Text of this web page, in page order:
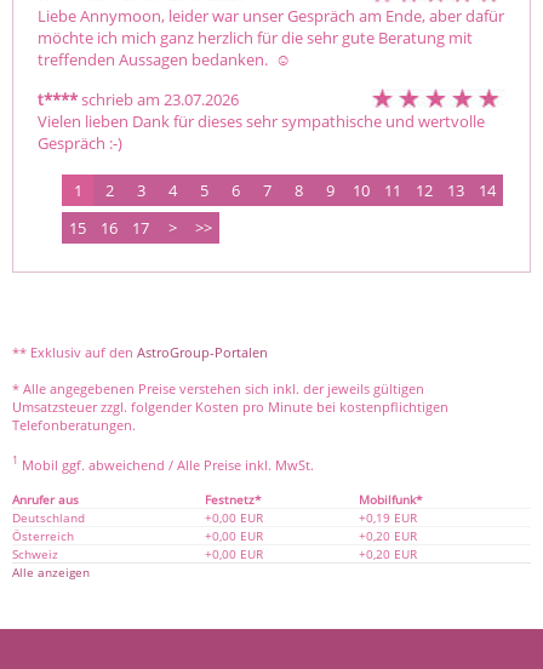
Liebe Annymoon, leider war unser Gespräch am Ende, aber dafür
möchte ich mich ganz herzlich für die sehr gute Beratung mit
treffenden Aussagen bedanken.  ☺ ️
t****schrieb am 23.07.2026
Vielen lieben Dank für dieses sehr sympathische und wertvolle
Gespräch :-)
1 2 3 4 5 6 7 8 9 10 11 12 13
14
15
16 17 > >>
** Exklusiv auf den AstroGroup-Portalen
* Alle angegebenen Preise verstehen sich inkl. der jeweils gültigen
Umsatzsteuer zzgl. folgender Kosten pro Minute bei kostenpflichtigen
Telefonberatungen.
1 Mobil ggf. abweichend / Alle Preise inkl. MwSt.
Anrufer aus Festnetz*
Mobilfunk*
Deutschland
+0,00 EUR
+0,19 EUR
Österreich
+0,00 EUR
+0,20 EUR
Schweiz
+0,00 EUR
+0,20 EUR
Alle anzeigen